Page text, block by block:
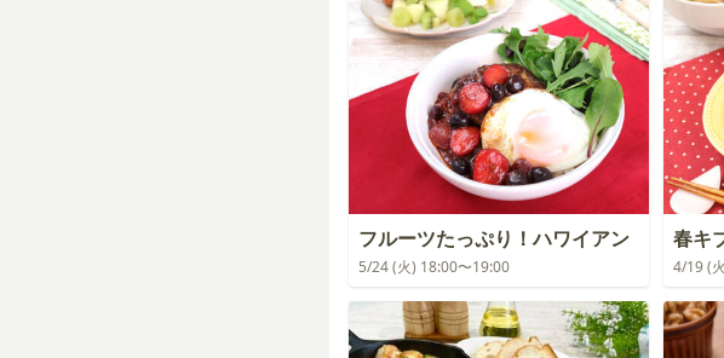
フルーツたっぷり！ハワイアン
5/24 (火) 18:00〜19:00
春キ
4/19 (